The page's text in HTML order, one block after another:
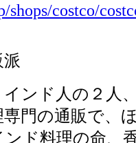
costco/
ンド人の２人
門の通販で、
ド料理の命、